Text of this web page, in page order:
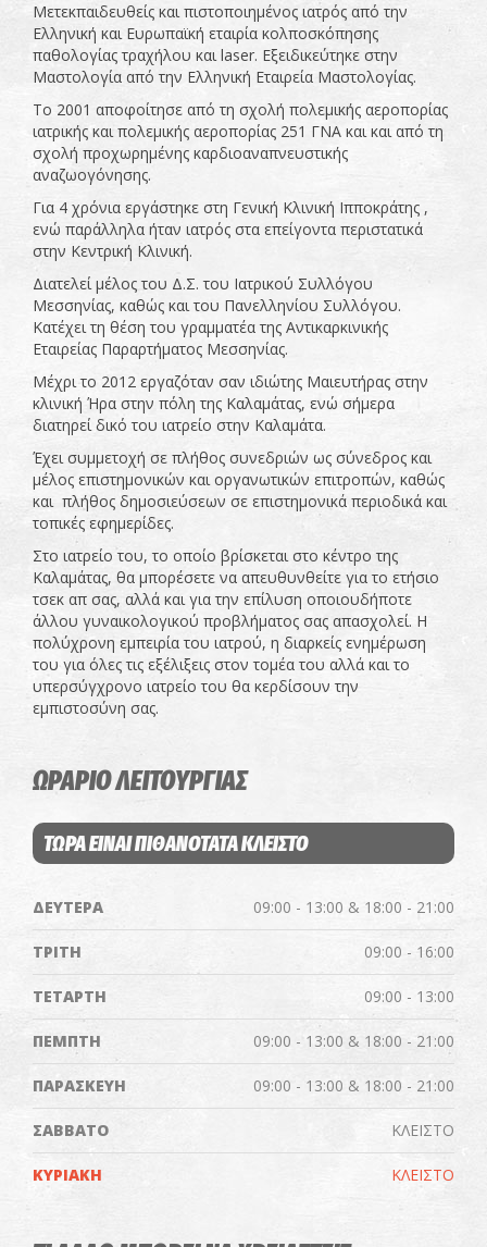
Μετεκπαιδευθείς και πιστοποιημένος ιατρός από την
Ελληνική και Ευρωπαϊκή εταιρία κολποσκόπησης
παθολογίας τραχήλου και laser. Εξειδικεύτηκε στην
Μαστολογία από την Ελληνική Εταιρεία Μαστολογίας.
Το 2001 αποφοίτησε από τη σχολή πολεμικής αεροπορίας
ιατρικής και πολεμικής αεροπορίας 251 ΓΝΑ και και από τη
σχολή προχωρημένης καρδιοαναπνευστικής
αναζωογόνησης.
Για 4 χρόνια εργάστηκε στη Γενική Κλινική Ιπποκράτης ,
ενώ παράλληλα ήταν ιατρός στα επείγοντα περιστατικά
στην Κεντρική Κλινική.
Διατελεί μέλος του Δ.Σ. του Ιατρικού Συλλόγου
Μεσσηνίας, καθώς και του Πανελληνίου Συλλόγου.
Κατέχει τη θέση του γραμματέα της Αντικαρκινικής
Εταιρείας Παραρτήματος Μεσσηνίας.
Μέχρι το 2012 εργαζόταν σαν ιδιώτης Μαιευτήρας στην
κλινική Ήρα στην πόλη της Καλαμάτας, ενώ σήμερα
διατηρεί δικό του ιατρείο στην Καλαμάτα.
Έχει συμμετοχή σε πλήθος συνεδριών ως σύνεδρος και
μέλος επιστημονικών και οργανωτικών επιτροπών, καθώς
και πλήθος δημοσιεύσεων σε επιστημονικά περιοδικά και
τοπικές εφημερίδες.
Στο ιατρείο του, το οποίο βρίσκεται στο κέντρο της
Καλαμάτας, θα μπορέσετε να απευθυνθείτε για το ετήσιο
τσεκ απ σας, αλλά και για την επίλυση οποιουδήποτε
άλλου γυναικολογικού προβλήματος σας απασχολεί. Η
πολύχρονη εμπειρία του ιατρού, η διαρκείς ενημέρωση
του για όλες τις εξέλιξεις στον τομέα του αλλά και το
υπερσύγχρονο ιατρείο του θα κερδίσουν την
εμπιστοσύνη σας.
ΩΡΑΡΙΟ ΛΕΙΤΟΥΡΓΙΑΣ
ΤΩΡΑ ΕΙΝΑΙ ΠΙΘΑΝΟΤΑΤΑ ΚΛΕΙΣΤΟ
ΔΕΥΤΕΡΑ 09:00 - 13:00 & 18:00 - 21:00
ΤΡΙΤΗ 09:00 - 16:00
ΤΕΤΑΡΤΗ 09:00 - 13:00
ΠΕΜΠΤΗ 09:00 - 13:00 & 18:00 - 21:00
ΠΑΡΑΣΚΕΥΗ 09:00 - 13:00 & 18:00 - 21:00
ΣΑΒΒΑΤΟ ΚΛΕΙΣΤΟ
ΚΥΡΙΑΚΗ ΚΛΕΙΣΤΟ